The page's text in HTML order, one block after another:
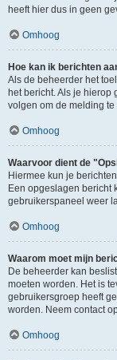
heeft hier dus in geen
Omhoog
Hoe kan ik berichten
Als de beheerder het
het bericht. Als je hierop
volgen om de melding te
Omhoog
Waarvoor dient de
Hiermee kun je
Een opgeslagen bericht
gebruikerspaneel weer
Omhoog
Waarom moet mijn
De beheerder kan
moeten worden. Het is
gebruikersgroep heeft
worden. Neem contact
Omhoog